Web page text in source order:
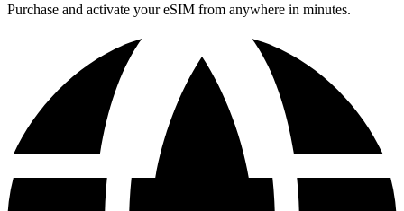
Purchase and activate your eSIM from anywhere in minutes.